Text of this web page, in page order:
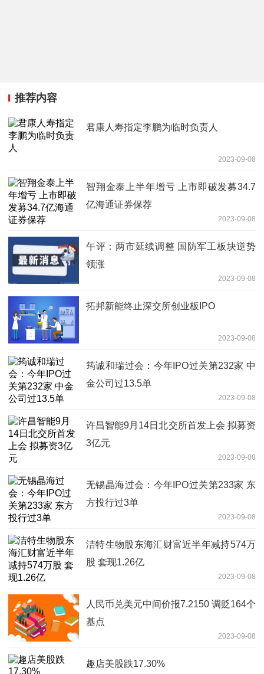
推荐内容
君康人寿指定李鹏为临时负责人
2023-09-08
智翔金泰上半年增亏 上市即破发募34.7
亿海通证券保荐
2023-09-08
午评：两市延续调整 国防军工板块逆势
领涨
2023-09-08
拓邦新能终止深交所创业板IPO
2023-09-08
筠诚和瑞过会：今年IPO过关第232家 中
金公司过13.5单
2023-09-08
许昌智能9月14日北交所首发上会 拟募资
3亿元
2023-09-08
无锡晶海过会：今年IPO过关第233家 东
方投行过3单
2023-09-08
洁特生物股东海汇财富近半年减持574万
股 套现1.26亿
2023-09-08
人民币兑美元中间价报7.2150 调贬164个
基点
2023-09-08
趣店美股跌17.30%